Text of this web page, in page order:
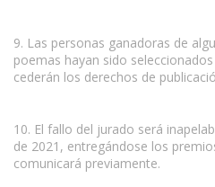
9. Las personas ganadoras de
poemas hayan sido
cederán los derechos de
10. El fallo del jurado será
de 2021, entregándose los
comunicará previamente.